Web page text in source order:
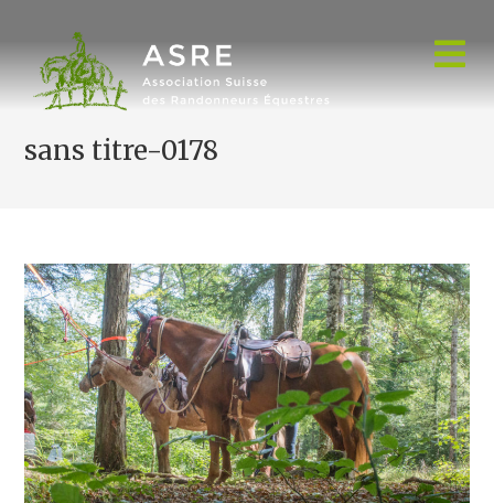
content
sans titre-0178